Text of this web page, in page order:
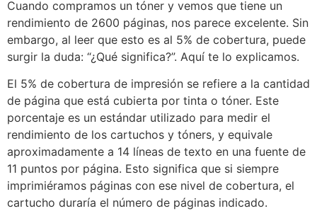
Cuando compramos un tóner y vemos que tiene un
rendimiento de 2600 páginas, nos parece excelente. Sin
embargo, al leer que esto es al 5% de cobertura, puede
surgir la duda: “¿Qué significa?”. Aquí te lo explicamos.
El 5% de cobertura de impresión se refiere a la cantidad
de página que está cubierta por tinta o tóner. Este
porcentaje es un estándar utilizado para medir el
rendimiento de los cartuchos y tóners, y equivale
aproximadamente a 14 líneas de texto en una fuente de
11 puntos por página. Esto significa que si siempre
imprimiéramos páginas con ese nivel de cobertura, el
cartucho duraría el número de páginas indicado.